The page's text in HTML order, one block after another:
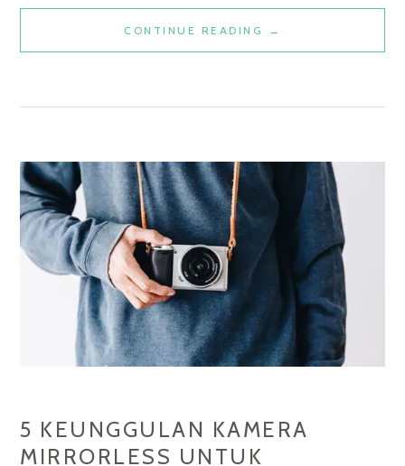
CONTINUE READING
MENGENAL
JENIS
YANG
COCOK
ANDA?
→
5 KEUNGGULAN KAMERA
MIRRORLESS UNTUK